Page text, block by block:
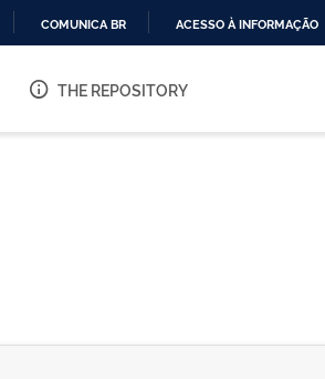
O
COMUNICA BR ACESSO À INFORMAÇÃO
THE REPOSITORY